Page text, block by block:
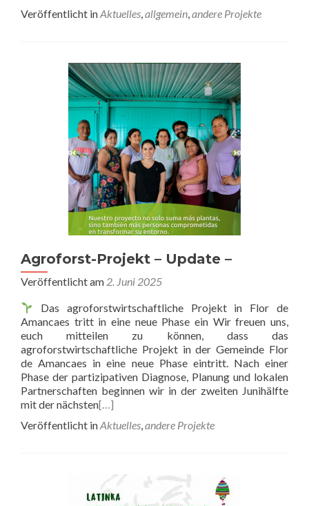
Veröffentlicht inAktuelles,allgemein,andere Projekte
Agroforst-Projekt – Update –
Veröffentlicht am 2. Juni 2025
Das agroforstwirtschaftliche Projekt in Flor de
Amancaes tritt in eine neue Phase ein Wir freuen uns,
euch mitteilen zu können, dass das
agroforstwirtschaftliche Projekt in der Gemeinde Flor
de Amancaes in eine neue Phase eintritt. Nach einer
Phase der partizipativen Diagnose, Planung und lokalen
Partnerschaften beginnen wir in der zweiten Junihälfte
mit der nächsten[…]
Veröffentlicht inAktuelles,andere Projekte